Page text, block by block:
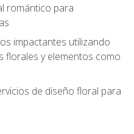
romántico para
impactantes utilizando
florales y elementos como
de diseño floral para